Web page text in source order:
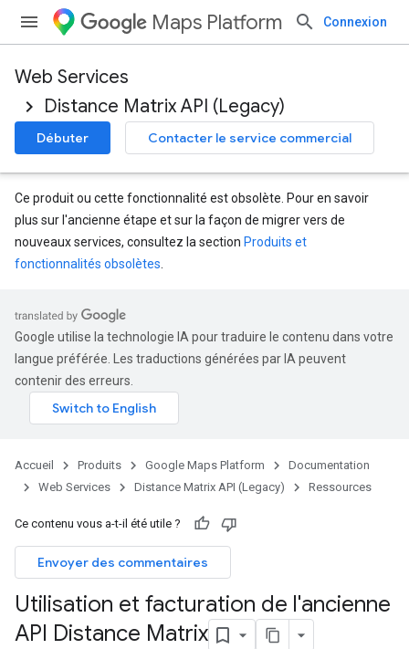
Maps Platform Connexion
Web Services
Distance Matrix API (Legacy)
Débuter Contacter le service commercial
Ce produit ou cette fonctionnalité est obsolète. Pour en savoir
plus sur l'ancienne étape et sur la façon de migrer vers de
nouveaux services, consultez la section Produits et
fonctionnalités obsolètes
Google utilise la technologie IA pour traduire le contenu dans votre
langue préférée. Les traductions générées par IA peuvent
contenir des erreurs.
Accueil Produits Google Maps Platform
Documentation
Web Services
Distance Matrix API (Legacy) Ressources
Ce contenu vous a-t-il été utile ?
Envoyer des commentaires
Utilisation et facturation de l'ancienne
API Distance Matrix